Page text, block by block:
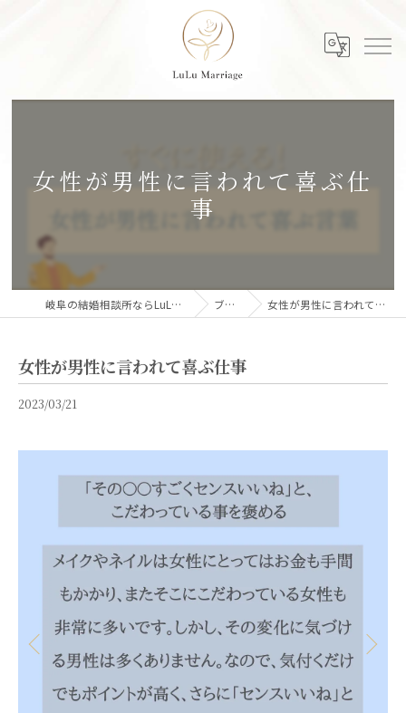
女性が男性に言われて喜ぶ仕
事
岐阜の結婚相談所ならLuLu Marriage ブログ 女性が男性に言われて喜ぶ仕事
女性が男性に言われて喜ぶ仕事
2023/03/21